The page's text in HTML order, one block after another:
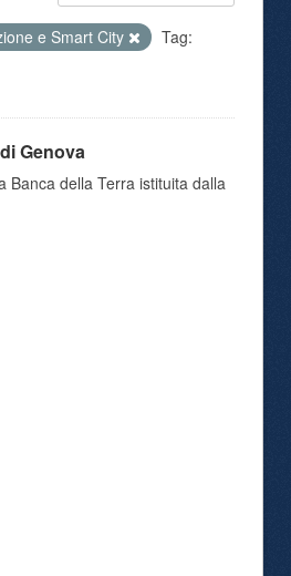
e Smart City
Tag:
Genova
Banca della Terra istituita dalla